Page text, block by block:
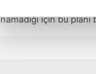
ki; Ercan, Meyra ve
için bu